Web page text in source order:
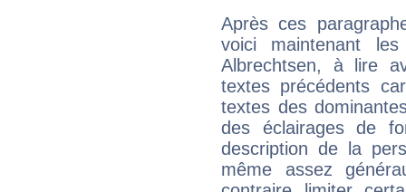
Après ces
voici maintenant
Albrechtsen, à lire
textes précédents
textes des
des éclairages de
description de la
même assez